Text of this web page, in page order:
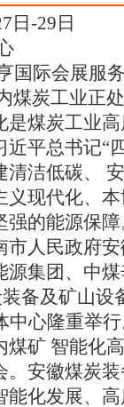
日-29日
国际会展服
煤炭工业正
是煤炭工业
近平总书记“
清洁低碳、
义现代化、
强的能源保
市人民政府
源集团、中
备及矿山设
中心隆重举
煤矿 智能化
。安徽煤炭
能化发展、